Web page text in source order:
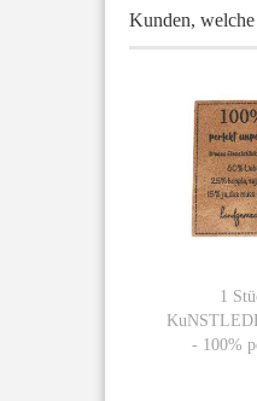
Kunden,
1
- 100%